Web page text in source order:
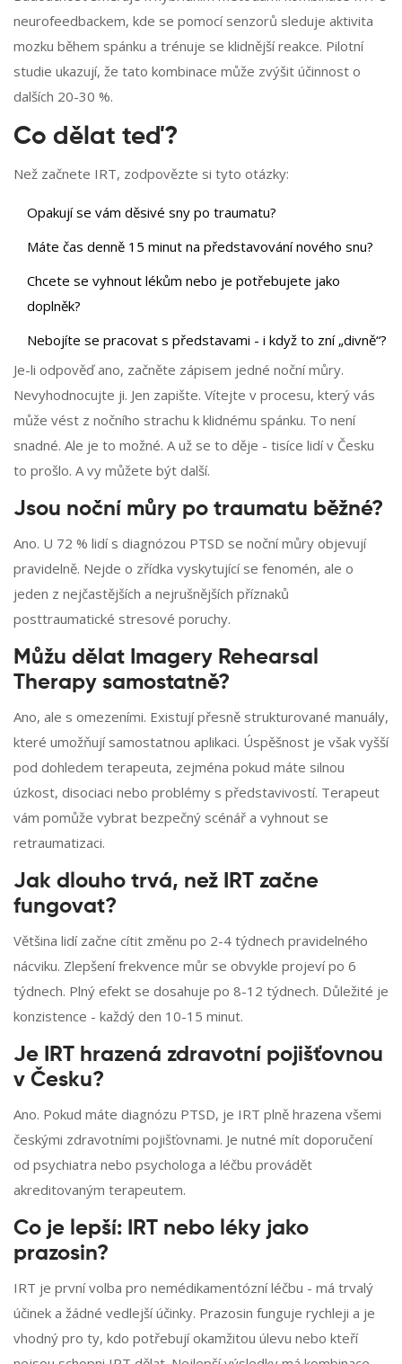
neurofeedbackem, kde se pomocí senzorů sleduje aktivita
mozku během spánku a trénuje se klidnější reakce. Pilotní
studie ukazují, že tato kombinace může zvýšit účinnost o
dalších 20-30 %.
Co dělat teď?
Než začnete IRT, zodpovězte si tyto otázky:
Opakují se vám děsivé sny po traumatu?
Máte čas denně 15 minut na představování nového snu?
Chcete se vyhnout lékům nebo je potřebujete jako
doplněk?
Nebojíte se pracovat s představami - i když to zní „divně“?
Je-li odpověď ano, začněte zápisem jedné noční můry.
Nevyhodnocujte ji. Jen zapište. Vítejte v procesu, který vás
může vést z nočního strachu k klidnému spánku. To není
snadné. Ale je to možné. A už se to děje - tisíce lidí v Česku
to prošlo. A vy můžete být další.
Jsou noční můry po traumatu běžné?
Ano. U 72 % lidí s diagnózou PTSD se noční můry objevují
pravidelně. Nejde o zřídka vyskytující se fenomén, ale o
jeden z nejčastějších a nejrušnějších příznaků
posttraumatické stresové poruchy.
Můžu dělat Imagery Rehearsal
Therapy samostatně?
Ano, ale s omezeními. Existují přesně strukturované manuály,
které umožňují samostatnou aplikaci. Úspěšnost je však vyšší
pod dohledem terapeuta, zejména pokud máte silnou
úzkost, disociaci nebo problémy s představivostí. Terapeut
vám pomůže vybrat bezpečný scénář a vyhnout se
retraumatizaci.
Jak dlouho trvá, než IRT začne
fungovat?
Většina lidí začne cítit změnu po 2-4 týdnech pravidelného
nácviku. Zlepšení frekvence můr se obvykle projeví po 6
týdnech. Plný efekt se dosahuje po 8-12 týdnech. Důležité je
konzistence - každý den 10-15 minut.
Je IRT hrazená zdravotní pojišťovnou
v Česku?
Ano. Pokud máte diagnózu PTSD, je IRT plně hrazena všemi
českými zdravotními pojišťovnami. Je nutné mít doporučení
od psychiatra nebo psychologa a léčbu provádět
akreditovaným terapeutem.
Co je lepší: IRT nebo léky jako
prazosin?
IRT je první volba pro nemédikamentózní léčbu - má trvalý
účinek a žádné vedlejší účinky. Prazosin funguje rychleji a je
vhodný pro ty, kdo potřebují okamžitou úlevu nebo kteří